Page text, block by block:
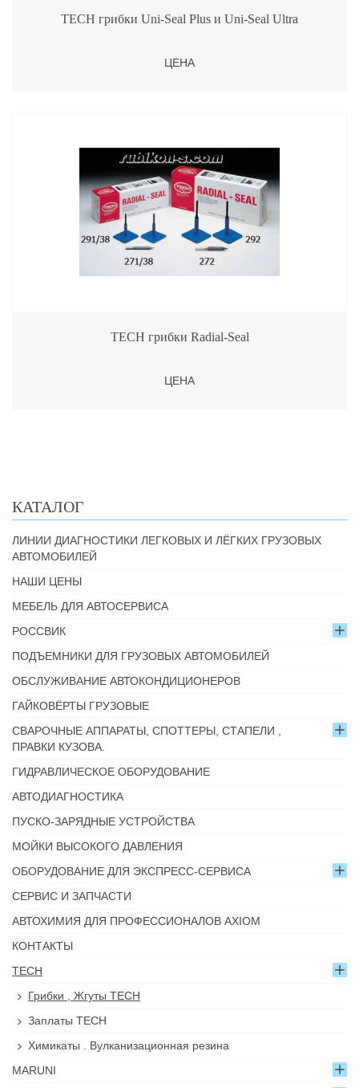
TECH грибки Uni-Seal Plus и Uni-Seal Ultra
ЦЕНА
TECH грибки Radial-Seal
ЦЕНА
КАТАЛОГ
ЛИНИИ ДИАГНОСТИКИ ЛЕГКОВЫХ И ЛЁГКИХ ГРУЗОВЫХ
АВТОМОБИЛЕЙ
НАШИ ЦЕНЫ
МЕБЕЛЬ ДЛЯ АВТОСЕРВИСА
РОССВИК
ПОДЪЕМНИКИ ДЛЯ ГРУЗОВЫХ АВТОМОБИЛЕЙ
ОБСЛУЖИВАНИЕ АВТОКОНДИЦИОНЕРОВ
ГАЙКОВЁРТЫ ГРУЗОВЫЕ
СВАРОЧНЫЕ АППАРАТЫ, СПОТТЕРЫ, СТАПЕЛИ ,
ПРАВКИ КУЗОВА.
ГИДРАВЛИЧЕСКОЕ ОБОРУДОВАНИЕ
АВТОДИАГНОСТИКА
ПУСКО-ЗАРЯДНЫЕ УСТРОЙСТВА
МОЙКИ ВЫСОКОГО ДАВЛЕНИЯ
ОБОРУДОВАНИЕ ДЛЯ ЭКСПРЕСС-СЕРВИСА
СЕРВИС И ЗАПЧАСТИ
АВТОХИМИЯ ДЛЯ ПРОФЕССИОНАЛОВ AXIOM
КОНТАКТЫ
TECH
Грибки , Жгуты TECH
Заплаты TECH
Химикаты . Вулканизационная резина
MARUNI